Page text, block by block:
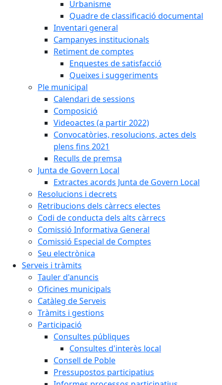
Urbanisme
Quadre de classificació documental
Inventari general
Campanyes institucionals
Retiment de comptes
Enquestes de satisfacció
Queixes i suggeriments
Ple municipal
Calendari de sessions
Composició
Videoactes (a partir 2022)
Convocatòries, resolucions, actes dels
plens fins 2021
Reculls de premsa
Junta de Govern Local
Extractes acords Junta de Govern Local
Resolucions i decrets
Retribucions dels càrrecs electes
Codi de conducta dels alts càrrecs
Comissió Informativa General
Comissió Especial de Comptes
Seu electrònica
Serveis i tràmits
Tauler d'anuncis
Oficines municipals
Catàleg de Serveis
Tràmits i gestions
Participació
Consultes públiques
Consultes d'interès local
Consell de Poble
Pressupostos participatius